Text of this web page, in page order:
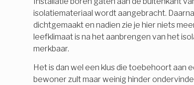
isolatiemateriaal wordt aangebracht.
dichtgemaakt en nadien zie je hier niets
leefklimaat is na het aanbrengen van het
merkbaar.
Het is dan wel een klus die toebehoort aan
bewoner zult maar weinig hinder